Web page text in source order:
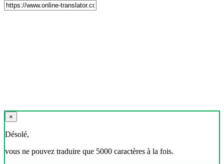
×
Désolé,
vous ne pouvez traduire que 5000 caractères à la fois.